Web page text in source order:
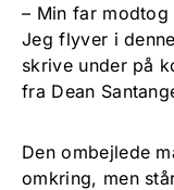
– Min far
Jeg flyver i
skrive under på
fra Dean
Den ombejlede
omkring, men